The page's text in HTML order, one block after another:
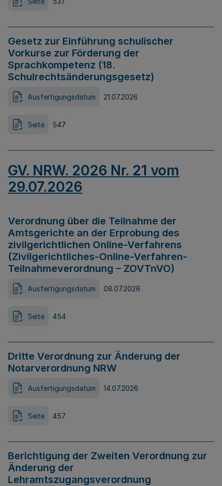
Gesetz zur Einführung schulischer
Vorkurse zur Förderung der
Sprachkompetenz (18.
Schulrechtsänderungsgesetz)
Ausfertigungsdatum 21.07.2026
Seite 547
GV. NRW. 2026 Nr. 21 vom
29.07.2026
Verordnung über die Teilnahme der
Amtsgerichte an der Erprobung des
zivilgerichtlichen Online-Verfahrens
(Zivilgerichtliches-Online-Verfahren-
Teilnahmeverordnung – ZOVTnVO)
Ausfertigungsdatum 08.07.2026
Seite 454
Dritte Verordnung zur Änderung der
Notarverordnung NRW
Ausfertigungsdatum 14.07.2026
Seite 457
Berichtigung der Zweiten Verordnung zur
Änderung der
Lehramtszugangsverordnung